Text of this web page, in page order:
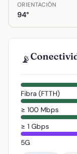
ORIENTACIÓN
94°
📡
Fibra (FTTH)
≥ 100 Mbps
≥ 1 Gbps
5G